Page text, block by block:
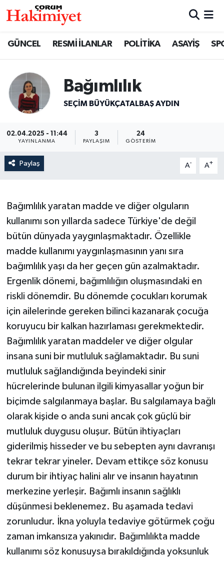
GÜNCEL RESMİ İLANLAR POLİTİKA ASAYİŞ
Bağımlılık
SEÇIM BÜYÜKÇATALBAŞ AYDIN
02.04.2025 - 11:44
YAYINLANMA
3
PAYLAŞIM
24
GÖSTERIM
Paylaş A- A+
Bağımlılık yaratan madde ve diğer olguların
kullanımı son yıllarda sadece Türkiye'de değil
bütün dünyada yaygınlaşmaktadır. Özellikle
madde kullanımı yaygınlaşmasının yanı sıra
bağımlılık yaşı da her geçen gün azalmaktadır.
Ergenlik dönemi, bağımlılığın oluşmasındaki en
riskli dönemdir. Bu dönemde çocukları korumak
için ailelerinde gereken bilinci kazanarak çocuğa
koruyucu bir kalkan hazırlaması gerekmektedir.
Bağımlılık yaratan maddeler ve diğer olgular
insana suni bir mutluluk sağlamaktadır. Bu suni
mutluluk sağlandığında beyindeki sinir
hücrelerinde bulunan ilgili kimyasallar yoğun bir
biçimde salgılanmaya başlar. Bu salgılamaya bağlı
olarak kişide o anda suni ancak çok güçlü bir
mutluluk duygusu oluşur. Bütün ihtiyaçları
giderilmiş hisseder ve bu sebepten aynı davranışı
tekrar tekrar yineler. Devam ettikçe söz konusu
durum bir ihtiyaç halini alır ve insanın hayatının
merkezine yerleşir. Bağımlı insanın sağlıklı
düşünmesi beklenemez. Bu aşamada tedavi
zorunludur. İkna yoluyla tedaviye götürmek çoğu
zaman imkansıza yakınıdır. Bağımlılıkta madde
kullanımı söz konusuysa bırakıldığında yoksunluk
SAĞLIK
ASAYİŞ
EKONOMİ
GÜNCEL
İLÇELER
OTOPARK
TEKNOLOJİ
Nöbetçi Eczaneler
Çorum Namaz Vakitleri
Trafik Durumu
Süper Lig Puan Durumu ve Fikstür
Tüm Manşetler
Haber Arşivi